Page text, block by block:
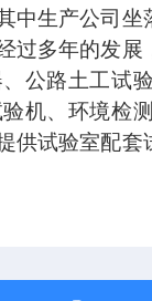
中生产公司
过多年的发
公路土工试
机、环境检
试验室配